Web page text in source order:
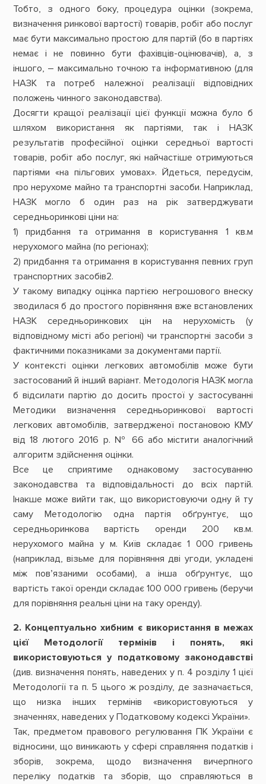
Тобто, з одного боку, процедура оцінки (зокрема,
визначення ринкової вартості) товарів, робіт або послуг
має бути максимально простою для партій (бо в партіях
немає і не повинно бути фахівців-оцінювачів), а, з
іншого, – максимально точною та інформативною (для
НАЗК та потреб належної реалізації відповідних
положень чинного законодавства).
Досягти кращої реалізації цієї функції можна було б
шляхом використання як партіями, так і НАЗК
результатів професійної оцінки середньої вартості
товарів, робіт або послуг, які найчастіше отримуються
партіями «на пільгових умовах». Йдеться, передусім,
про нерухоме майно та транспортні засоби. Наприклад,
НАЗК могло б один раз на рік затверджувати
середньоринкові ціни на:
1) придбання та отримання в користування 1 кв.м
нерухомого майна (по регіонах);
2) придбання та отримання в користування певних груп
транспортних засобів2.
У такому випадку оцінка партією негрошового внеску
зводилася б до простого порівняння вже встановлених
НАЗК середньоринкових цін на нерухомість (у
відповідному місті або регіоні) чи транспортні засоби з
фактичними показниками за документами партії.
У контексті оцінки легкових автомобілів може бути
застосований й інший варіант. Методологія НАЗК могла
б відсилати партію до досить простої у застосуванні
Методики визначення середньоринкової вартості
легкових автомобілів, затвердженої постановою КМУ
від 18 лютого 2016 р. № 66 або містити аналогічний
алгоритм здійснення оцінки.
Все це сприятиме однаковому застосуванню
законодавства та відповідальності до всіх партій.
Інакше може вийти так, що використовуючи одну й ту
саму Методологію одна партія обґрунтує, що
середньоринкова вартість оренди 200 кв.м.
нерухомого майна у м. Київ складає 1 000 гривень
(наприклад, візьме для порівняння дві угоди, укладені
між пов’язаними особами), а інша обґрунтує, що
вартість такої оренди складає 100 000 гривень (беручи
для порівняння реальні ціни на таку оренду).
2. Концептуально хибним є використання в межах
цієї Методології термінів і понять, які
використовуються у податковому законодавстві
(див. визначення понять, наведених у п. 4 розділу 1 цієї
Методології та п. 5 цього ж розділу, де зазначається,
що низка інших термінів «використовуються у
значеннях, наведених у Податковому кодексі України».
Так, предметом правового регулювання ПК України є
відносини, що виникають у сфері справляння податків і
зборів, зокрема, щодо визначення вичерпного
переліку податків та зборів, що справляються в